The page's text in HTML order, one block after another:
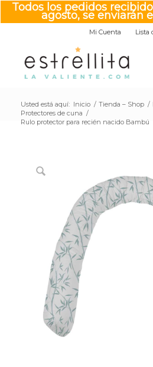
Todos los pedidos
agosto, se enviarán
Mi Cuenta Lista
Usted está aquí: Inicio / Tienda – Shop /
Protectores de cuna /
Rulo protector para recién nacido Bambú